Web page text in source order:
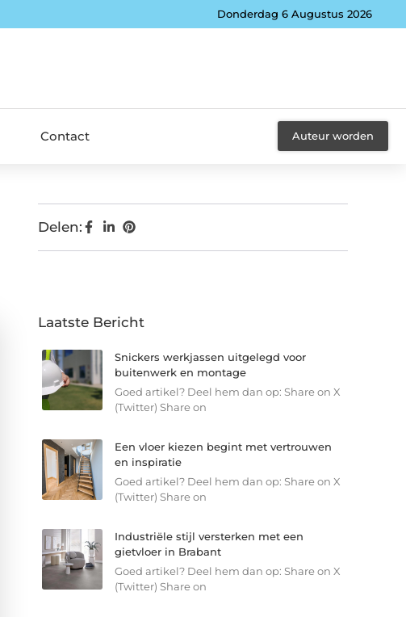
Donderdag 6 Augustus 2026
Contact Auteur worden
Delen:
Laatste Bericht
Snickers werkjassen uitgelegd voor
buitenwerk en montage
Goed artikel? Deel hem dan op: Share on X
(Twitter) Share on
Een vloer kiezen begint met vertrouwen
en inspiratie
Goed artikel? Deel hem dan op: Share on X
(Twitter) Share on
Industriële stijl versterken met een
gietvloer in Brabant
Goed artikel? Deel hem dan op: Share on X
(Twitter) Share on